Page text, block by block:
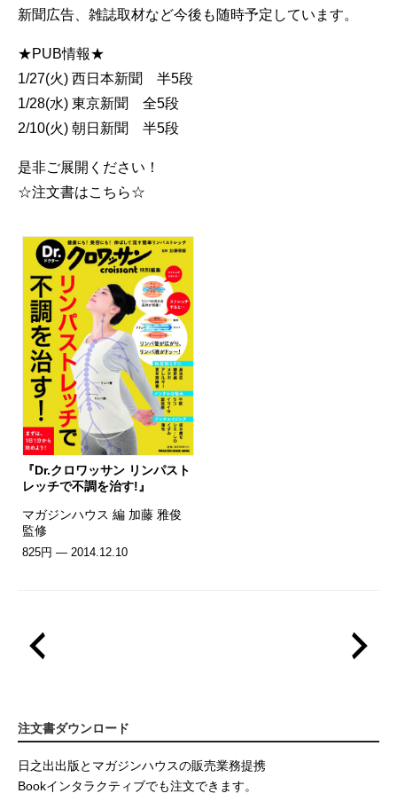
新聞広告、雑誌取材など今後も随時予定しています。
★PUB情報★
1/27(火) 西日本新聞 半5段
1/28(水) 東京新聞 全5段
2/10(火) 朝日新聞 半5段
是非ご展開ください！
☆注文書はこちら☆
『Dr.クロワッサン リンパスト
レッチで不調を治す!』
マガジンハウス 編 加藤 雅俊
監修
825円 — 2014.12.10
注文書ダウンロード
日之出出版とマガジンハウスの販売業務提携
Bookインタラクティブでも注文できます。